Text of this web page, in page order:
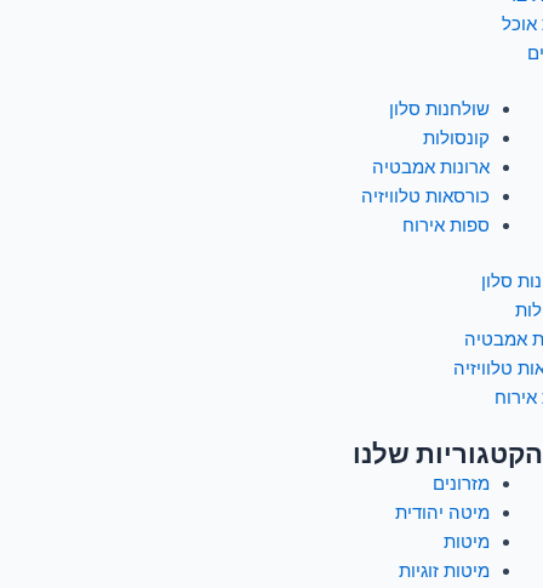
אוכל
שולחנות סלון
קונסולות
ארונות אמבטיה
כורסאות טלוויזיה
ספות אירוח
סלון
אמבטיה
טלוויזיה
הקטגוריות שלנו
מזרונים
מיטה יהודית
מיטות
מיטות זוגיות